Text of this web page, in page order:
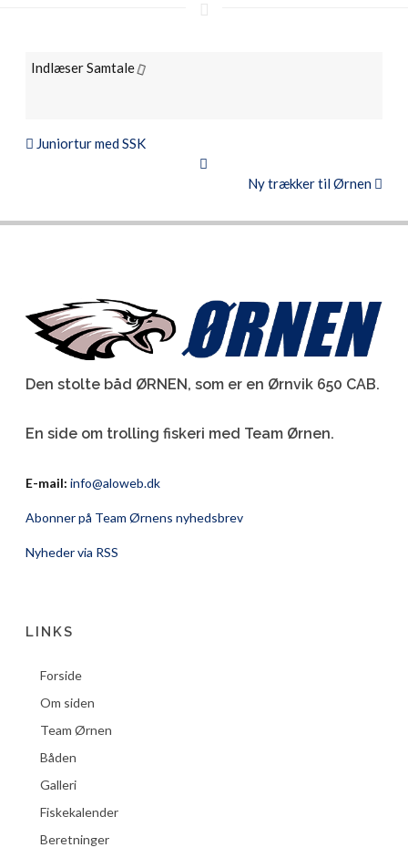
Indlæser Samtale
Juniortur med SSK
Ny trækker til Ørnen
Den stolte båd ØRNEN, som er en Ørnvik 650 CAB.
En side om trolling fiskeri med Team Ørnen.
E-mail: info@aloweb.dk
Abonner på Team Ørnens nyhedsbrev
Nyheder via RSS
LINKS
Forside
Om siden
Team Ørnen
Båden
Galleri
Fiskekalender
Beretninger